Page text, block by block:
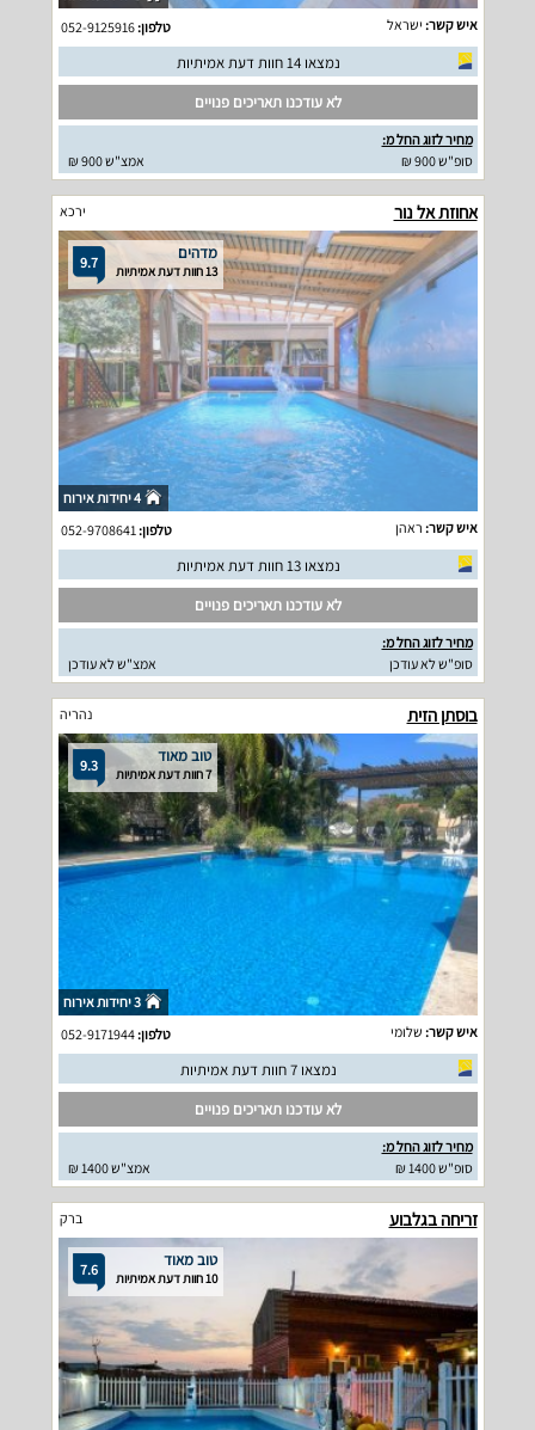
איש קשר: ישראל טלפון:052-9125916
נמצאו 14 חוות דעת אמיתיות
לא עודכנו תאריכים פנויים
מחיר לזוג החל מ:
סופ"ש 900 ₪
אמצ"ש 900 ₪
אחוזת אל נור ירכא
9.7 מדהים
13 חוות דעת אמיתיות
4 יחידות אירוח
איש קשר: ראהן טלפון:052-9708641
נמצאו 13 חוות דעת אמיתיות
לא עודכנו תאריכים פנויים
מחיר לזוג החל מ:
סופ"ש לא עודכן
אמצ"ש לא עודכן
בוסתן הזית נהריה
9.3 טוב מאוד
7 חוות דעת אמיתיות
3 יחידות אירוח
איש קשר: שלומי טלפון:052-9171944
נמצאו 7 חוות דעת אמיתיות
לא עודכנו תאריכים פנויים
מחיר לזוג החל מ:
סופ"ש 1400 ₪
אמצ"ש 1400 ₪
זריחה בגלבוע ברק
7.6 טוב מאוד
10 חוות דעת אמיתיות